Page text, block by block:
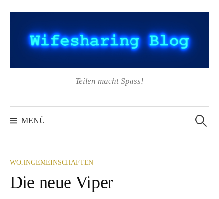
Inhalt
Teilen macht Spass!
MENÜ
nach:
WOHNGEMEINSCHAFTEN
Die neue Viper